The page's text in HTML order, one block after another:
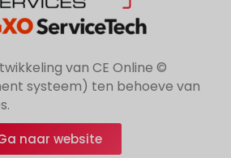
van CE Online ©
systeem) ten behoeve van
naar website